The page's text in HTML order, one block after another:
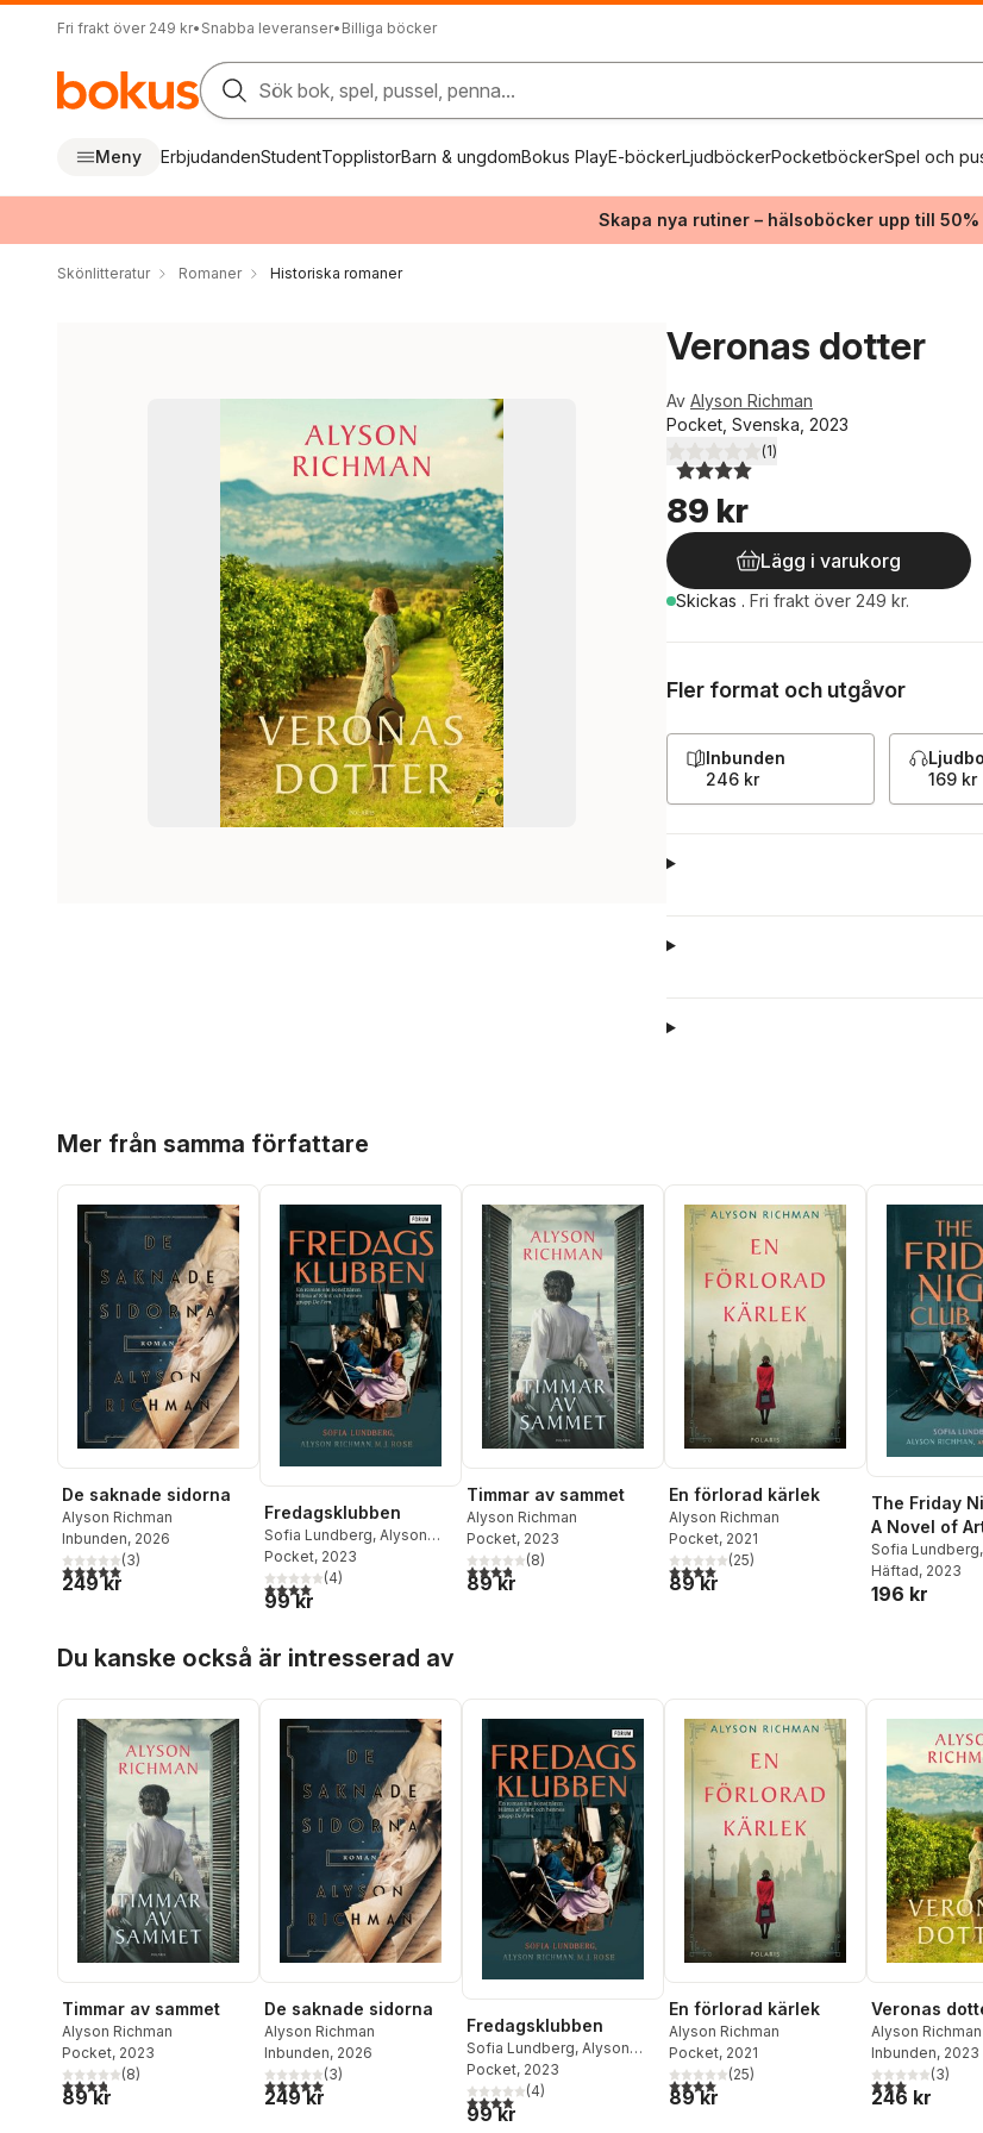
Fri frakt över 249 kr• Snabba leveranser• Billiga böcker
Sök bok, spel, pussel, penna...
Meny ErbjudandenStudentTopplistorBarn & ungdomBokus PlayE-böckerLjudböckerPocketböckerSpel och
Skapa nya rutiner – hälsoböcker upp till
Skönlitteratur Romaner Historiska romaner
Veronas dotter
Av Alyson Richman
Pocket, Svenska, 2023
4,0utav 5 stjärnor. Totalt antal röster:
(1)
89 kr
Lägg i varukorg
Skickas . Fri frakt över 249 kr.
Fler format och utgåvor
Inbunden
246 kr
169 kr
Mer från samma författare
De saknade sidorna
Alyson Richman
Inbunden, 2026
5,0utav 5 stjärnor. Totalt antal röster:
(3)
249 kr
Fredagsklubben
Sofia Lundberg, Alyson
Richman,M.J Rose
Pocket, 2023
4,0utav 5 stjärnor. Totalt antal röster:
(4)
99 kr
Timmar av sammet
Alyson Richman
Pocket, 2023
3,8utav 5 stjärnor. Totalt antal röster:
(8)
89 kr
En förlorad kärlek
Alyson Richman
Pocket, 2021
4,0utav 5 stjärnor. Totalt antal röster:
(25)
89 kr
The Friday
A Novel of
AF Klint and
Creative
Sofia Lundberg,
Richman
Häftad, 2023
196 kr
Du kanske också är intresserad av
Timmar av sammet
Alyson Richman
Pocket, 2023
3,8utav 5 stjärnor. Totalt antal röster:
(8)
89 kr
De saknade sidorna
Alyson Richman
Inbunden, 2026
5,0utav 5 stjärnor. Totalt antal röster:
(3)
249 kr
Fredagsklubben
Sofia Lundberg, Alyson
Richman,M.J Rose
Pocket, 2023
4,0utav 5 stjärnor. Totalt antal röster:
(4)
99 kr
En förlorad kärlek
Alyson Richman
Pocket, 2021
4,0utav 5 stjärnor. Totalt antal röster:
(25)
89 kr
Veronas
Alyson Richman
Inbunden, 2023
3,0utav 5(3)
246 kr